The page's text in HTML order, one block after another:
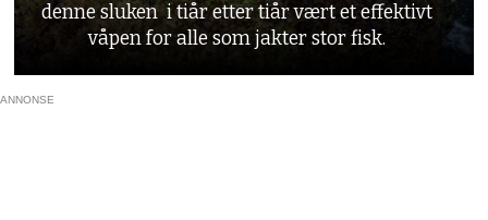
denne sluken i tiår etter tiår vært et effektivt
våpen for alle som jakter stor fisk.
ANNONSE